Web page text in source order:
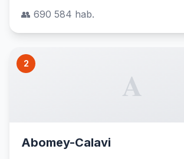
👥 690 584 hab.
2
A
Abomey-Calavi